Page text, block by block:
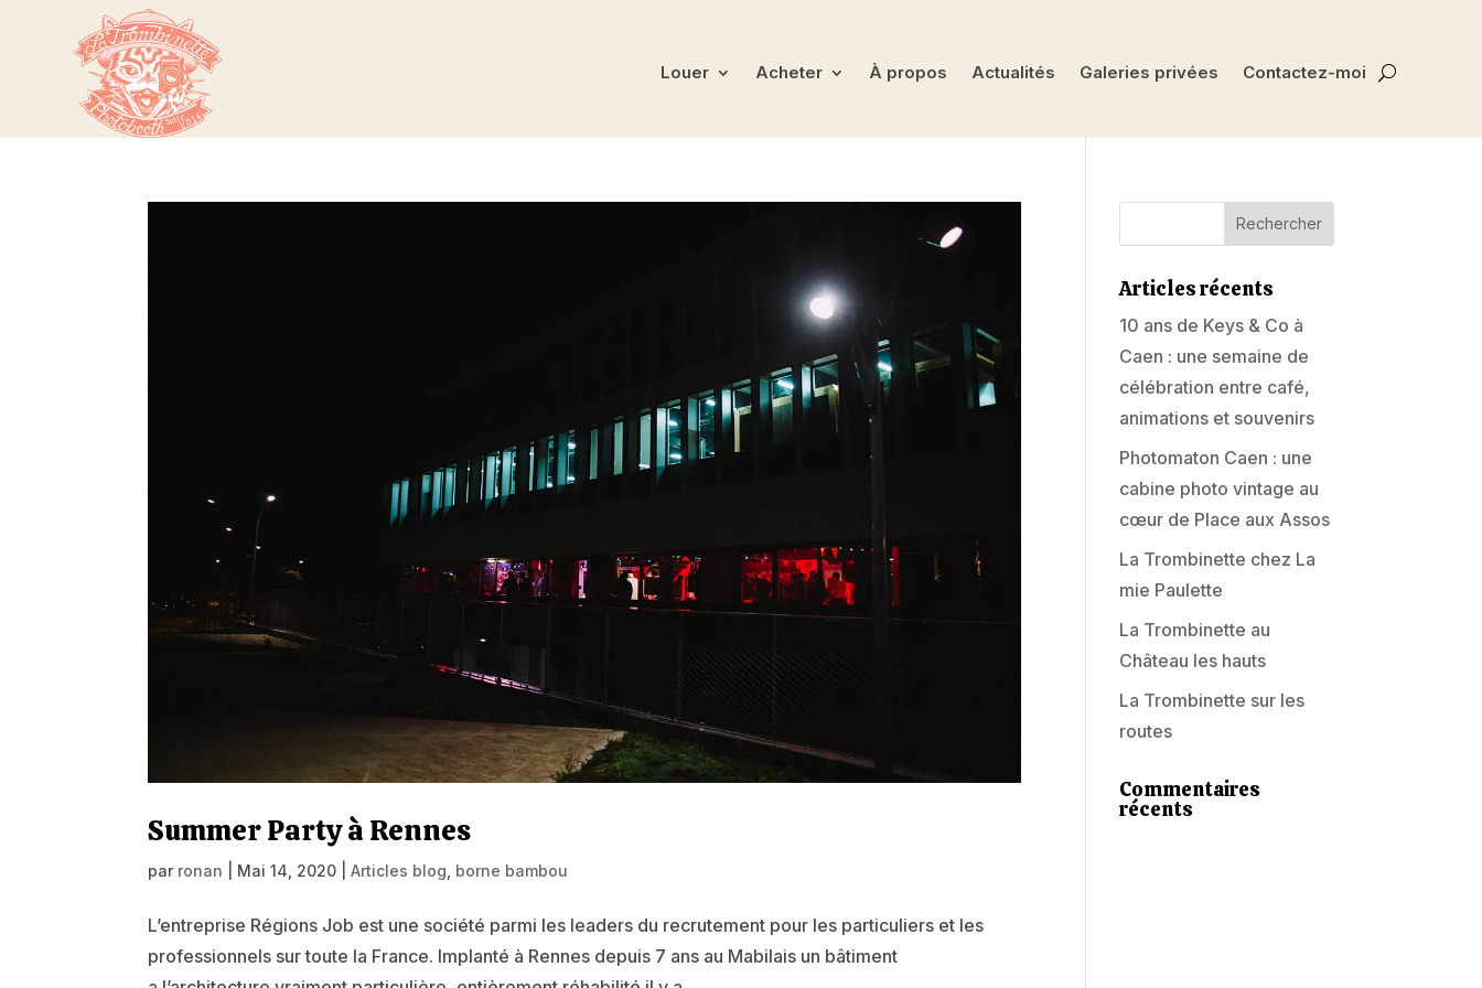
Louer Acheter À propos Actualités Galeries privées Contactez-moi
Summer Party à Rennes
par ronan Mai 14, 2020 |Articles blog borne bambou
L’entreprise Régions Job est une société parmi les leaders du recrutement pour les particuliers et les
professionnels sur toute la France. Implanté à Rennes depuis 7 ans au Mabilais un bâtiment
Articles récents
10 ans de Keys & Co à
Caen : une semaine de
célébration entre café,
animations et souvenirs
Photomaton Caen : une
cabine photo vintage au
cœur de Place aux Assos
La Trombinette chez La
mie Paulette
La Trombinette au
Château les hauts
La Trombinette sur les
routes
Commentaires
récents